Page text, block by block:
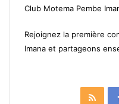
Club Motema Pembe
Rejoignez la première
Imana et partageons
RSS